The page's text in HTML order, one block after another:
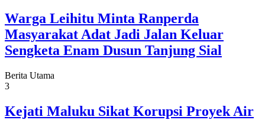
Warga Leihitu Minta Ranperda
Masyarakat Adat Jadi Jalan Keluar
Sengketa Enam Dusun Tanjung Sial
Berita Utama
3
Kejati Maluku Sikat Korupsi Proyek Air